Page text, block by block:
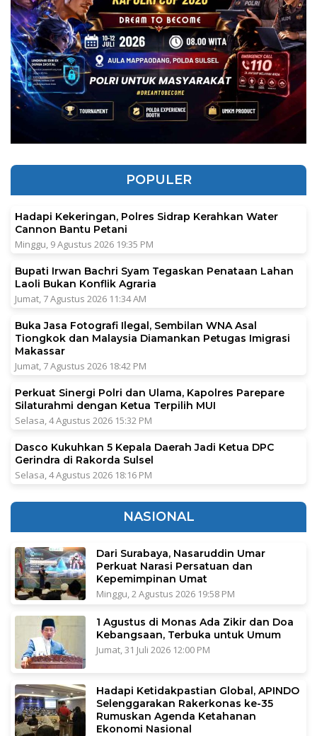
POPULER
Hadapi Kekeringan, Polres Sidrap Kerahkan Water
Cannon Bantu Petani
Minggu, 9 Agustus 2026 19:35 PM
Bupati Irwan Bachri Syam Tegaskan Penataan Lahan
Laoli Bukan Konflik Agraria
Jumat, 7 Agustus 2026 11:34 AM
Buka Jasa Fotografi Ilegal, Sembilan WNA Asal
Tiongkok dan Malaysia Diamankan Petugas Imigrasi
Makassar
Jumat, 7 Agustus 2026 18:42 PM
Perkuat Sinergi Polri dan Ulama, Kapolres Parepare
Silaturahmi dengan Ketua Terpilih MUI
Selasa, 4 Agustus 2026 15:32 PM
Dasco Kukuhkan 5 Kepala Daerah Jadi Ketua DPC
Gerindra di Rakorda Sulsel
Selasa, 4 Agustus 2026 18:16 PM
NASIONAL
Dari Surabaya, Nasaruddin Umar
Perkuat Narasi Persatuan dan
Kepemimpinan Umat
Minggu, 2 Agustus 2026 19:58 PM
1 Agustus di Monas Ada Zikir dan Doa
Kebangsaan, Terbuka untuk Umum
Jumat, 31 Juli 2026 12:00 PM
Hadapi Ketidakpastian Global, APINDO
Selenggarakan Rakerkonas ke-35
Rumuskan Agenda Ketahanan
Ekonomi Nasional